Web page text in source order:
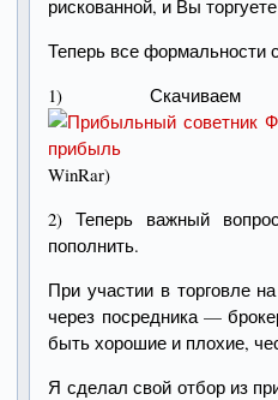
рискованной, и Вы
Теперь все формальности
1)
WinRar)
2) Теперь важный
пополнить.
При участии в торговле
через посредника —
быть хорошие и плохие,
Я сделал свой отбор из